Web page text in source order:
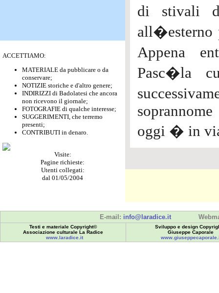
ACCETTIAMO:
MATERIALE da pubblicare o da
conservare;
NOTIZIE storiche e d'altro genere;
INDIRIZZI di Badolatesi che ancora
non ricevono il giornale;
FOTOGRAFIE di qualche interesse;
SUGGERIMENTI, che terremo
presenti;
CONTRIBUTI in denaro.
Visite:
Pagine richieste:
Utenti collegati:
dal 01/05/2004
di stivali
all�esterno
Appena
Pasc�la
oggi � in
E-mail: info@laradice.it
Testi e materiale Copyright©
Associazione culturale La Radice
www.laradice.it
Sviluppo e design
Giuseppe Caporale